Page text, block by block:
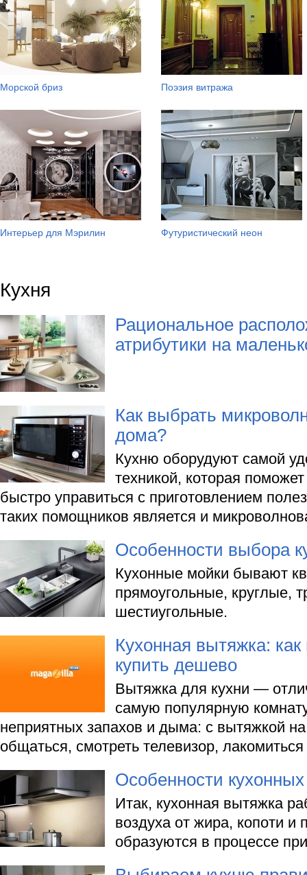
Морской бриз Поэзия витража
Интерьер для Мэрилин Футуристический неон
Кухня
Рациональное
атрибутики на
Как выбрать
дома?
Кухню оборудуют самой
техникой, которая
быстро управиться с приготовлением
таких помощников является и
Особенности выбора
Кухонные мойки бывают
прямоугольные, круглые,
шестиугольные.
Кухонная вытяжка: как
купить дешево
Вытяжка для кухни —
самую популярную
неприятных запахов и дыма: с вытяжкой на
общаться, смотреть телевизор,
Особенности
Итак, кухонная вытяжка
воздуха от жира, копоти и
образуются в процессе